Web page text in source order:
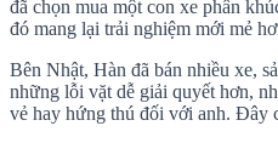
đã chọn mua một con xe phân
đó mang lại trải nghiệm mới mẻ
Bên Nhật, Hàn đã bán nhiều xe,
những lỗi vặt dễ giải quyết hơn,
vẻ hay hứng thú đối với anh. Đây